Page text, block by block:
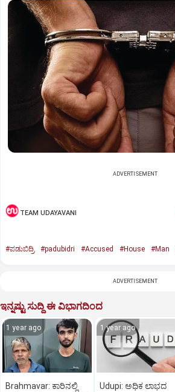
ADVERTISEMENT
TEAM UDAYAVANI
#ಪಡುಬಿದ್ರಿ #padubidri #Accused #House #Man
ADVERTISEMENT
ಇನ್ನಷ್ಟು ಸುದ್ದಿ ಈ ವಿಭಾಗದಿಂದ
1 year ago
Brahmavar: ಕಾರಿನಲ್ಲಿ
1 year ago
Udupi: ಅಧಿಕ ಲಾಭದ